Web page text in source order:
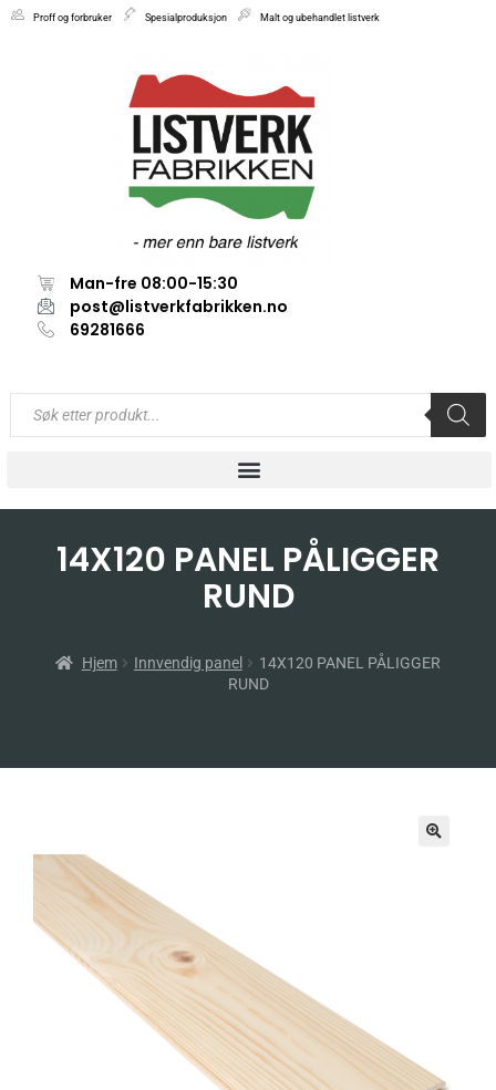
Proff og forbruker Spesialproduksjon Malt og ubehandlet listverk
Man-fre 08:00-15:30
post@listverkfabrikken.no
69281666
14X120 PANEL PÅLIGGER
RUND
Hjem Innvendig panel
14X120 PANEL PÅLIGGER
RUND